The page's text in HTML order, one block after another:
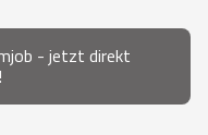
- jetzt direkt